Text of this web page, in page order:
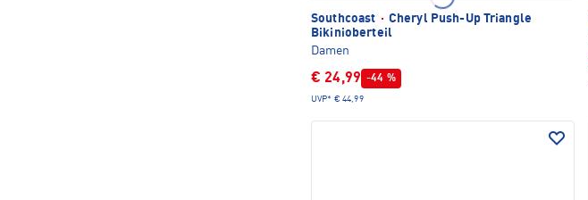
Southcoast · Cheryl Push-Up Triangle
Bikinioberteil
Damen
€ 24,99 -44 %
UVP* € 44,99